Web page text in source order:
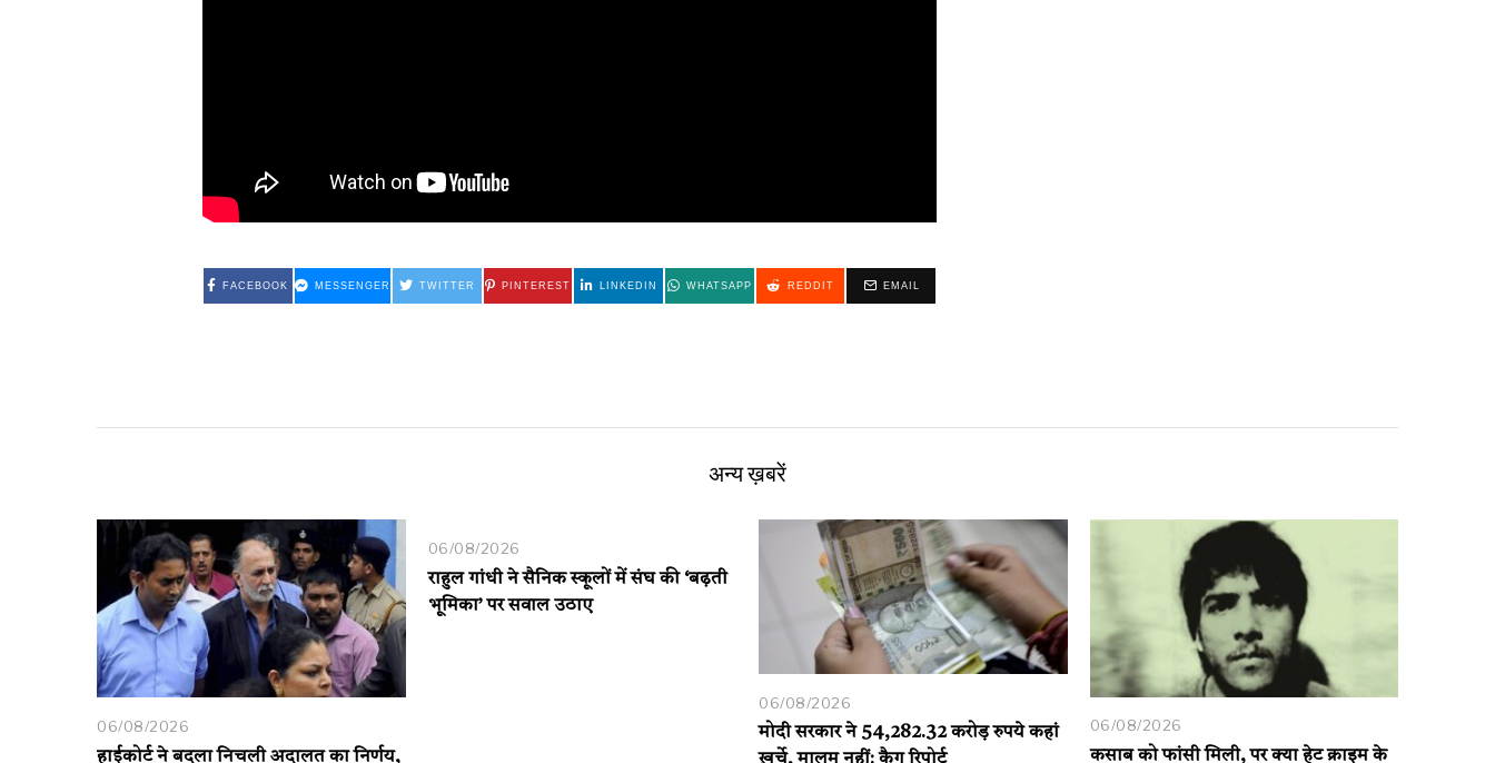
FACEBOOK MESSENGER TWITTER PINTEREST LINKEDIN WHATSAPP REDDIT EMAIL
अन्य ख़बरें
06/08/2026
हाईकोर्ट ने बदला निचली अदालत का निर्णय,
06/08/2026
राहुल गांधी ने सैनिक स्कूलों में संघ की ‘बढ़ती
भूमिका’ पर सवाल उठाए
06/08/2026
मोदी सरकार ने 54,282.32 करोड़ रुपये कहां
06/08/2026
कसाब को फांसी मिली, पर क्या हेट क्राइम के